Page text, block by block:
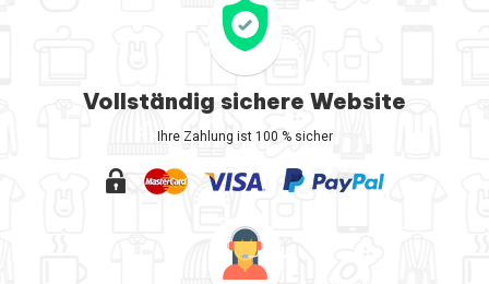
Vollständig sichere Website
Ihre Zahlung ist 100 % sicher